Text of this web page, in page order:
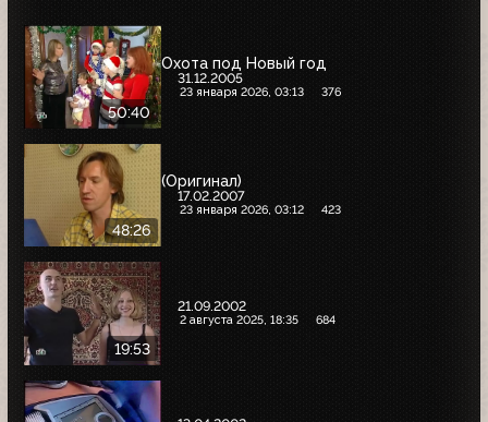
50:40
Охота под Новый год
31.12.2005
23 января 2026, 03:13 376
48:26
(Оригинал)
17.02.2007
23 января 2026, 03:12 423
19:53
21.09.2002
2 августа 2025, 18:35 684